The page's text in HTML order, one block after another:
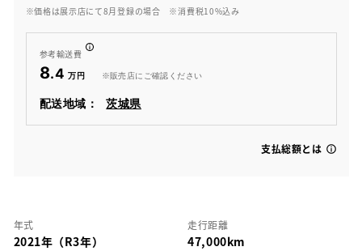
※価格は展示店にて8月登録の場合 ※消費税10%込み
参考輸送費
8.4 ※販売店にご確認ください
配送地域： 茨城県
支払総額とは
年式
2021年（R3年）
走行距離
47,000km